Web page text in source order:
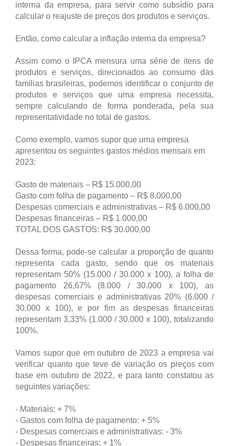
interna da empresa, para servir como subsídio para
calcular o reajuste de preços dos produtos e serviços.
Então, como calcular a inflação interna da empresa?
Assim como o IPCA mensura uma série de itens de
produtos e serviços, direcionados ao consumo das
famílias brasileiras, podemos identificar o conjunto de
produtos e serviços que uma empresa necessita,
sempre calculando de forma ponderada, pela sua
representatividade no total de gastos.
Como exemplo, vamos supor que uma empresa
apresentou os seguintes gastos médios mensais em
2023:
Gasto de materiais – R$ 15.000,00
Gasto com folha de pagamento – R$ 8.000,00
Despesas comerciais e administrativas – R$ 6.000,00
Despesas financeiras – R$ 1.000,00
TOTAL DOS GASTOS: R$ 30.000,00
Dessa forma, pode-se calcular a proporção de quanto
representa cada gasto, sendo que os materiais
representam 50% (15.000 / 30.000 x 100), a folha de
pagamento 26,67% (8.000 / 30.000 x 100), as
despesas comerciais e administrativas 20% (6.000 /
30.000 x 100), e por fim as despesas financeiras
representam 3,33% (1.000 / 30.000 x 100), totalizando
100%.
Vamos supor que em outubro de 2023 a empresa vai
verificar quanto que teve de variação os preços com
base em outubro de 2022, e para tanto constatou as
seguintes variações:
- Materiais: + 7%
- Gastos com folha de pagamento: + 5%
- Despesas comerciais e administrativas: - 3%
- Despesas financeiras: + 1%